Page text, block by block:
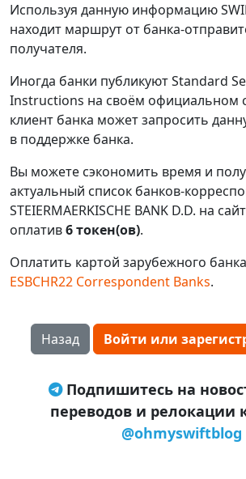
Используя данную информацию
находит маршрут от банка-
получателя.
Иногда банки публикуют Standard
Instructions на своём официальном
клиент банка может запросить
в поддержке банка.
Вы можете сэкономить время и
актуальный список банков-
STEIERMAERKISCHE BANK D.D. на
оплатив6 токен(ов).
Оплатить картой зарубежного
ESBCHR22 Correspondent Banks.
Назад Войти или
Подпишитесь на
переводов и релокации
@ohmyswiftblog